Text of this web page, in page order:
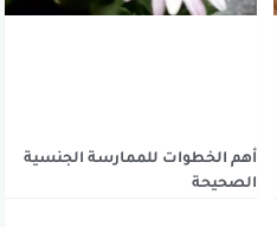
أهم الخطوات للممارسة الجنسية
الصحيحة